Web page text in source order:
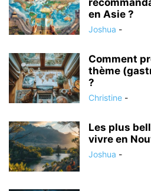
en Asie ?
Joshua -
Comment
thème
?
Christine -
Les plus
vivre en
Joshua -